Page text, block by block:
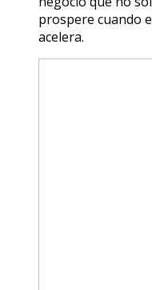
prospere cuando
acelera.